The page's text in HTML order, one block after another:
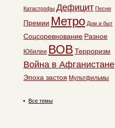
Катастрофы Дефицит Песни
Премии Метро Дом и быт
Соцсоревнование Разное
Юбилеи ВОВ Терроризм
Война в Афганистане
Эпоха застоя Мультфильмы
Все темы